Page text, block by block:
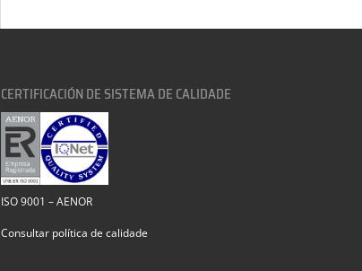
CERTIFICACIÓN DE SISTEMA DE CALIDADE
ISO 9001 – AENOR
Consultar política de calidade